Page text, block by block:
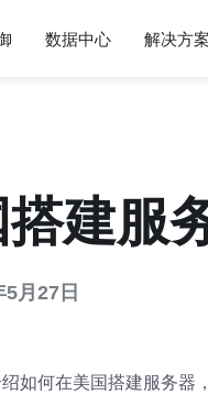
数据中心 解决方案
建服
月27日
如何在美国搭建服务器